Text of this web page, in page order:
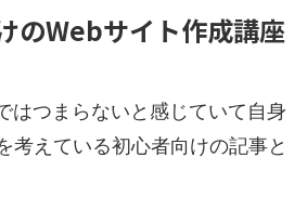
のWebサイト作成講座
はつまらないと感じていて自身
考えている初心者向けの記事と